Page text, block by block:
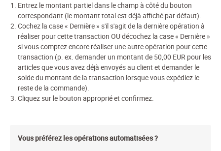
Entrez le montant partiel dans le champ à côté du bouton
correspondant (le montant total est déjà affiché par défaut).
Cochez la case « Dernière » s'il s'agit de la dernière opération à
réaliser pour cette transaction OU décochez la case « Dernière »
si vous comptez encore réaliser une autre opération pour cette
transaction (p. ex. demander un montant de 50,00 EUR pour les
articles que vous avez déjà envoyés au client et demander le
solde du montant de la transaction lorsque vous expédiez le
reste de la commande).
Cliquez sur le bouton approprié et confirmez.
Vous préférez les opérations automatisées ?